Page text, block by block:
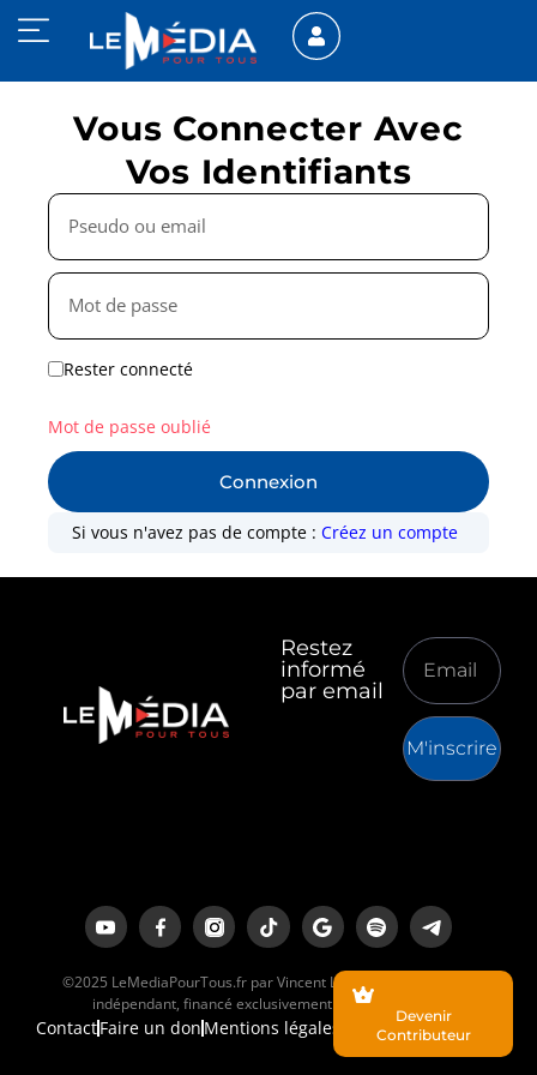
Vous Connecter Avec
Vos Identifiants
Rester connecté
Connexion
Mot de passe oublié
Si vous n'avez pas de compte :Créez un compte
Restez
informé
par email
M'inscrire
©2025 LeMediaPourTous.fr par Vincent Lapierre est un média
indépendant, financé exclusivement par ses lecteurs.
ContactFaire un don Mentions légales
Devenir
Contributeur